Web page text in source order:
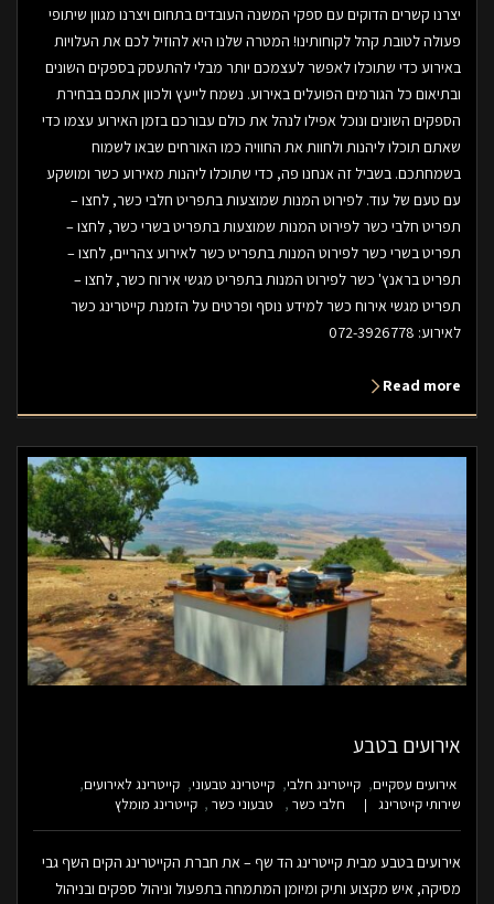
יצרנו קשרים הדוקים עם ספקי המשנה העובדים בתחום ויצרנו מגוון שיתופי
פעולה לטובת קהל לקוחותינו! המטרה שלנו היא להוזיל לכם את העלויות
באירוע כדי שתוכלו לאפשר לעצמכם יותר מבלי להתעסק בספקים השונים
ובתיאום כל הגורמים הפועלים באירוע. נשמח לייעץ ולכוון אתכם בבחירת
הספקים השונים ונוכל אפילו לנהל את כולם עבורכם בזמן האירוע עצמו כדי
שאתם תוכלו ליהנות ולחוות את החוויה כמו האורחים שבאו לשמוח
בשמחתכם. בשביל זה אנחנו פה, כדי שתוכלו ליהנות מאירוע כשר ומושקע
עם טעם של עוד. לפירוט המנות שמוצעות בתפריט חלבי כשר, לחצו –
תפריט חלבי כשר לפירוט המנות שמוצעות בתפריט בשרי כשר, לחצו –
תפריט בשרי כשר לפירוט המנות בתפריט כשר לאירוע צהריים, לחצו –
תפריט בראנץ' כשר לפירוט המנות בתפריט מגשי אירוח כשר, לחצו –
תפריט מגשי אירוח כשר למידע נוסף ופרטים על הזמנת קייטרינג כשר
לאירוע: 072-3926778
Read more
אירועים בטבע
אירועים עסקיים קייטרינג חלבי קייטרינג טבעוני
קייטרינג לאירועים
שירותי קייטרינג
חלבי כשר טבעוני כשר קייטרינג מומלץ
אירועים בטבע מבית קייטרינג הד שף – את חברת הקייטרינג הקים השף גבי
מסיקה, איש מקצוע ותיק ומיומן המתמחה בתפעול וניהול ספקים ובניהול